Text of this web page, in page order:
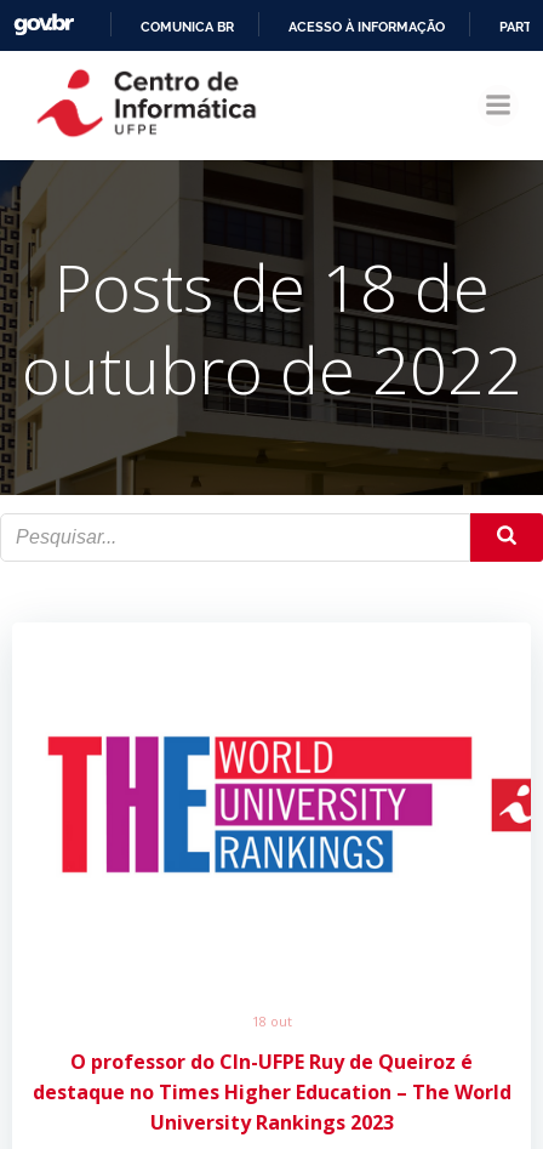
CONTEÚDO
COMUNICA BR ACESSO À INFORMAÇÃO
Posts de 18 de
outubro de 2022
18 out
O professor do CIn-UFPE Ruy de Queiroz é
destaque no Times Higher Education – The World
University Rankings 2023